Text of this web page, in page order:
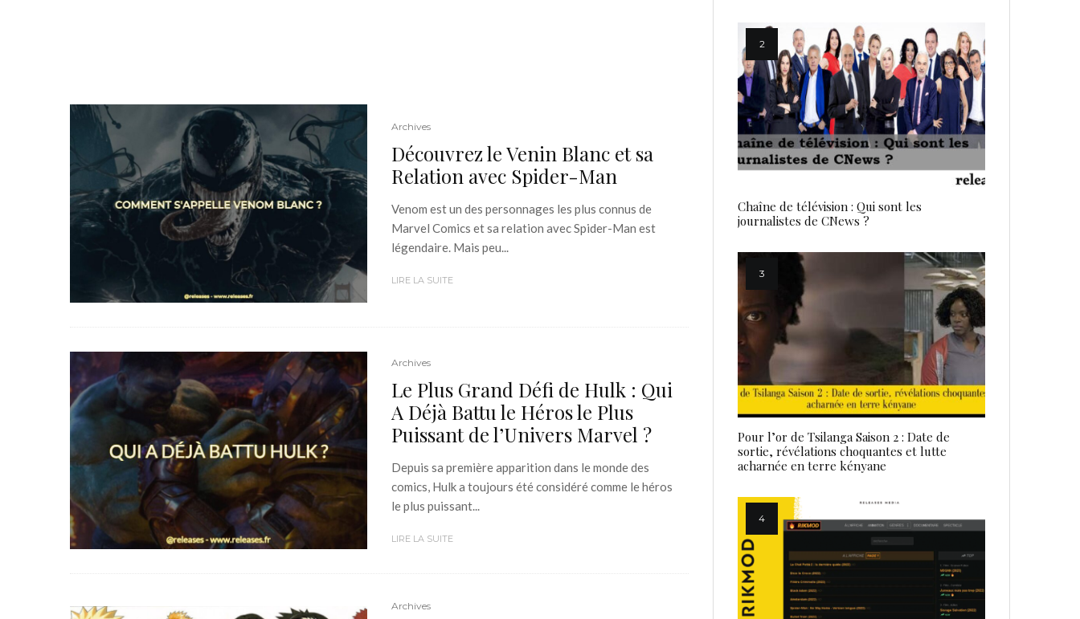
Archives
Découvrez le Venin Blanc et sa
Relation avec Spider-Man
Venom est un des personnages les plus connus de
Marvel Comics et sa relation avec Spider-Man est
légendaire. Mais peu...
LIRE LA SUITE
Archives
Le Plus Grand Défi de Hulk : Qui
A Déjà Battu le Héros le Plus
Puissant de l’Univers Marvel ?
Depuis sa première apparition dans le monde des
comics, Hulk a toujours été considéré comme le héros
le plus puissant...
LIRE LA SUITE
Archives
Chaîne de télévision : Qui sont les
journalistes de CNews ?
Pour l’or de Tsilanga Saison 2 : Date de
sortie, révélations choquantes et lutte
acharnée en terre kényane